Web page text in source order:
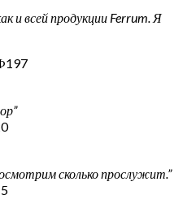
и всей продукции Ferrum. Я
сколько прослужит.”